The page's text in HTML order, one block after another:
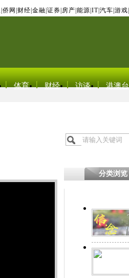
侨网 财经 金融 证券 房产 能源 IT| 汽车 游戏
体育 财经 访谈 港澳
分类浏览